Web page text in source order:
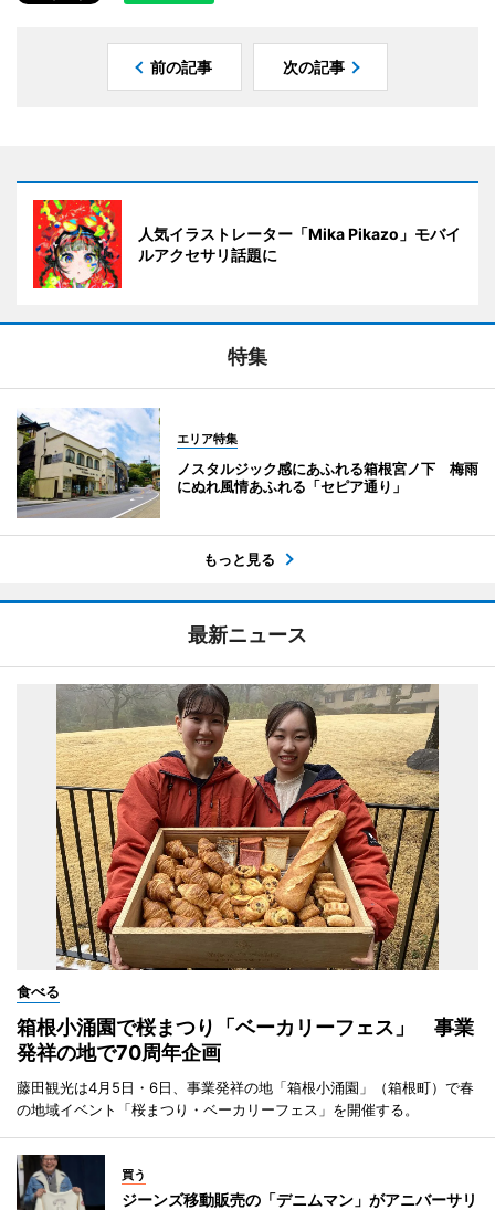
前の記事 次の記事
人気イラストレーター「Mika Pikazo」モバイ
ルアクセサリ話題に
特集
エリア特集
ノスタルジック感にあふれる箱根宮ノ下 梅雨
にぬれ風情あふれる「セピア通り」
もっと見る
最新ニュース
食べる
箱根小涌園で桜まつり「ベーカリーフェス」 事業
発祥の地で70周年企画
藤田観光は4月5日・6日、事業発祥の地「箱根小涌園」（箱根町）で春
の地域イベント「桜まつり・ベーカリーフェス」を開催する。
買う
ジーンズ移動販売の「デニムマン」がアニバーサリ